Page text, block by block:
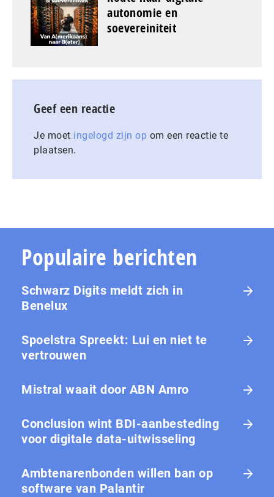
autonomie en
soevereiniteit
Geef een reactie
Je moet ingelogd zijn op om een reactie te
plaatsen.
Populaire berichten
Schwarz Digits meldt zich in
Benelux
Spoelstra Spreekt: Lui en niet te
vertrouwen
Mistral waait door ABN Amro
Conclusion wint BDI-aanbesteding
voor digitale data-uitwisseling
Ambtenarenbonden willen ban op
software van Palantir